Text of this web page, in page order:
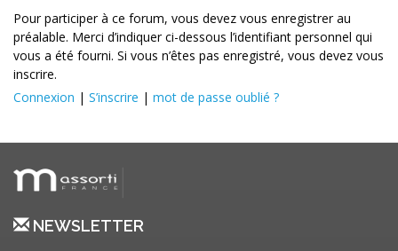
Pour participer à ce forum, vous devez vous enregistrer au
préalable. Merci d’indiquer ci-dessous l’identifiant personnel qui
vous a été fourni. Si vous n’êtes pas enregistré, vous devez vous
inscrire.
Connexion | S’inscrire | mot de passe oublié ?
NEWSLETTER